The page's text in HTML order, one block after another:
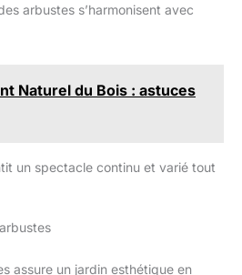
arbustes s’harmonisent avec
Naturel du Bois : astuces
un spectacle continu et varié tout
assure un jardin esthétique en